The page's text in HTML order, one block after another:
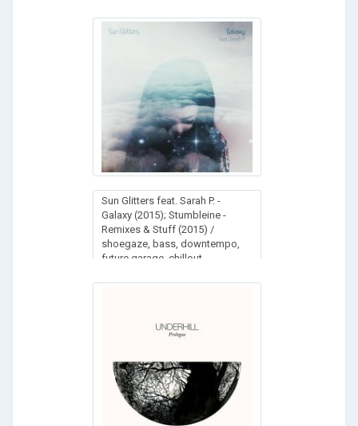
Sun Glitters feat. Sarah P. -
Galaxy (2015); Stumbleine -
Remixes & Stuff (2015) /
shoegaze, bass, downtempo,
future garage, chillout,